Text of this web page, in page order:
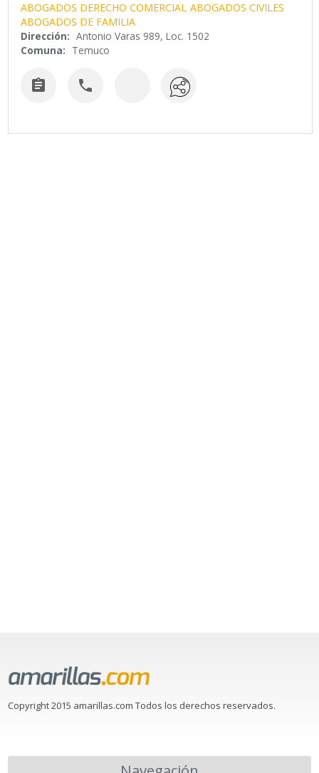
ABOGADOS DERECHO COMERCIAL ABOGADOS CIVILES
ABOGADOS DE FAMILIA
Dirección: Antonio Varas 989, Loc. 1502
Comuna: Temuco
 
Copyright 2015 amarillas.com Todos los derechos reservados.